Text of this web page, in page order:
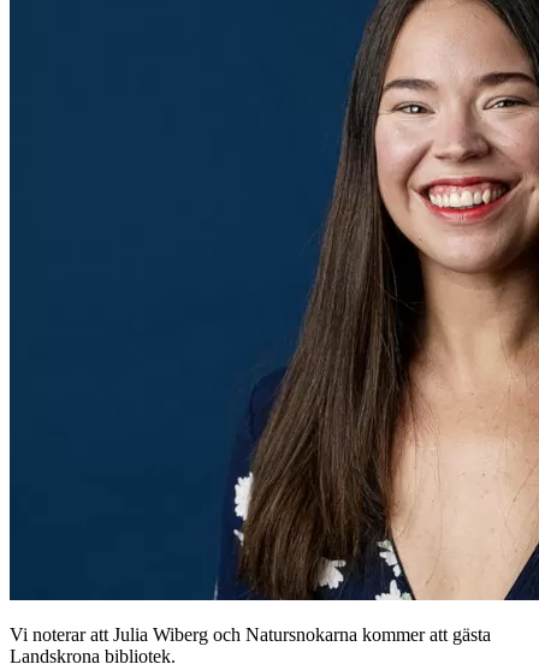
Vi noterar att Julia Wiberg och Natursnokarna kommer att gästa
Landskrona bibliotek.